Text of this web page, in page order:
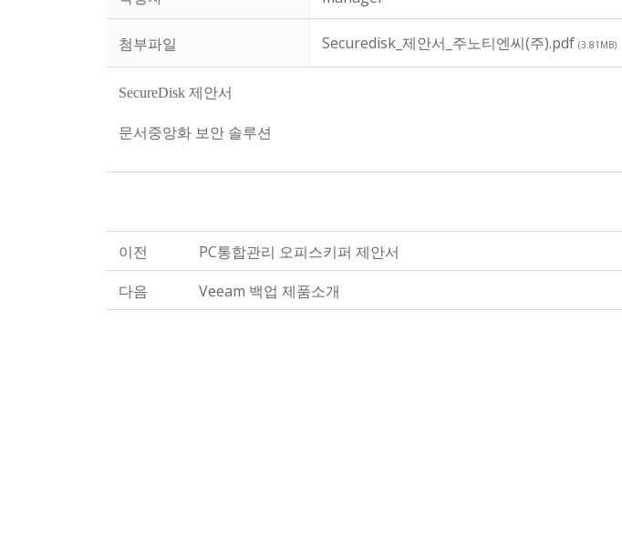
첨부파일 Securedisk_제안서_주노티엔씨(주).pdf (3.81MB)
SecureDisk 제안서
문서중앙화 보안 솔루션
이전 PC통합관리 오피스키퍼 제안서
다음
Veeam 백업 제품소개